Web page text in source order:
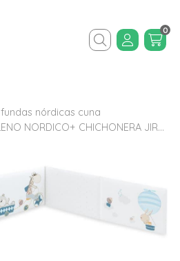
Buscar
0
fundas nórdicas cuna
FUNDA NORDICA +RELLENO NORDICO+ CHICHONERA JIRAFA